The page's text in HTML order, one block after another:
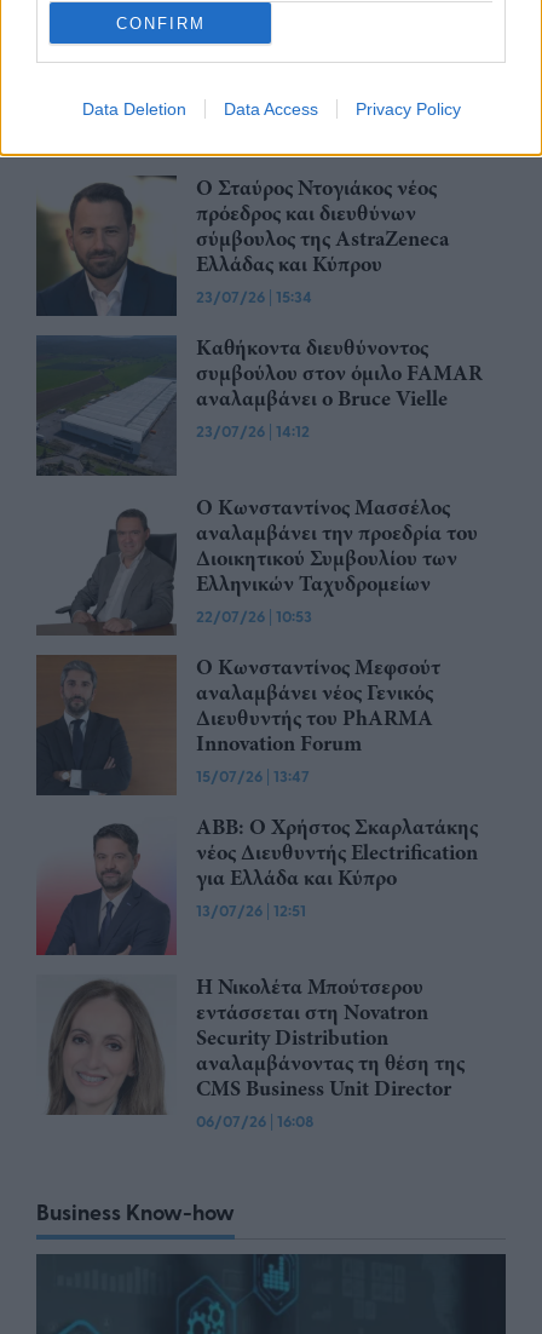
CONFIRM
Data Deletion Data Access Privacy Policy
Νέος Γενικός Διευθυντής της
Coca-Cola για τις αγορές Ελλάδας
28/07/26|11:03
Ο Σταύρος Ντογιάκος νέος
πρόεδρος και διευθύνων
σύμβουλος της AstraZeneca
Ελλάδας και Κύπρου
23/07/26 | 15:34
Καθήκοντα διευθύνοντος
συμβούλου στον όμιλο FAMAR
αναλαμβάνει ο Bruce Vielle
23/07/26 | 14:12
Ο Κωνσταντίνος Μασσέλος
αναλαμβάνει την προεδρία του
Διοικητικού Συμβουλίου των
Ελληνικών Ταχυδρομείων
22/07/26 | 10:53
Ο Κωνσταντίνος Μεφσούτ
αναλαμβάνει νέος Γενικός
Διευθυντής του PhARMA
Innovation Forum
15/07/26 | 13:47
ABB: Ο Χρήστος Σκαρλατάκης
νέος Διευθυντής Electrification
για Ελλάδα και Κύπρο
13/07/26 | 12:51
Η Νικολέτα Μπούτσερου
εντάσσεται στη Novatron
Security Distribution
αναλαμβάνοντας τη θέση της
CMS Business Unit Director
06/07/26 | 16:08
Business Know-how